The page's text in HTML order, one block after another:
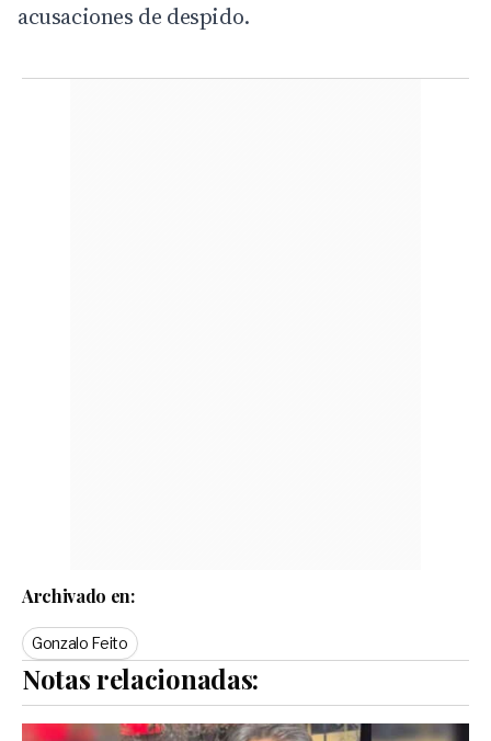
acusaciones de despido.
Archivado en:
Gonzalo Feito
Notas relacionadas: